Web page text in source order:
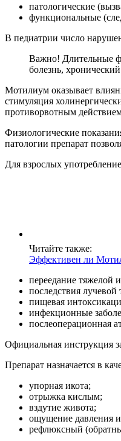
патологические
функциональные
В педиатрии число
Важно! Длительные
болезнь, хронический
Мотилиум оказывает
стимуляция
противорвотным
Физиологические
патологии препарат
Для взрослых
Читайте также:
Эффективен ли
переедание
последствия лучевой
пищевая
инфекционные
послеоперационная
Официальная инструкция
Препарат назначается в
упорная икота;
отрыжка кислым;
вздутие живота;
ощущение давления
рефлюксный